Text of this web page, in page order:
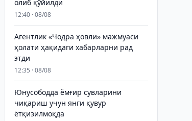
олиб қўйилди
12:40 · 08/08
Агентлик «Чодра ҳовли» мажмуаси
ҳолати ҳақидаги хабарларни рад
этди
12:35 · 08/08
Юнусободда ёмғир сувларини
чиқариш учун янги қувур
ётқизилмоқда